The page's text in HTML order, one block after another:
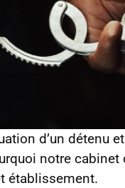
d’un détenu
notre cabinet
établissement.